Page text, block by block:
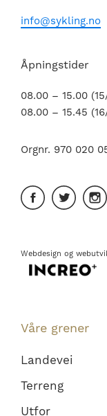
info@sykling.no
Åpningstider
08.00 – 15.00
08.00 – 15.45
Orgnr. 970 020
Webdesign og
Våre grener
Landevei
Terreng
Utfor